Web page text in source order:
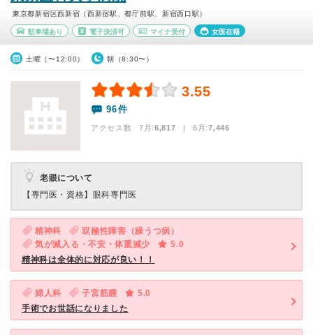
東京都新宿区西新宿（西新宿駅、都庁前駅、新宿西口駅）
駐車場あり 電子決済可 マイナ受付 女医在籍
土曜（〜12:00） 朝（8:30〜）
3.55
96件
アクセス数 7月:6,817 | 6月:7,446
老眼について
【専門医・資格】 眼科専門医
精神科
双極性障害（躁うつ病）
気が滅入る・不安・体重減少
5.0
精神科は全体的に対応が良い！！
婦人科 子宮筋腫
5.0
手術でお世話になりました